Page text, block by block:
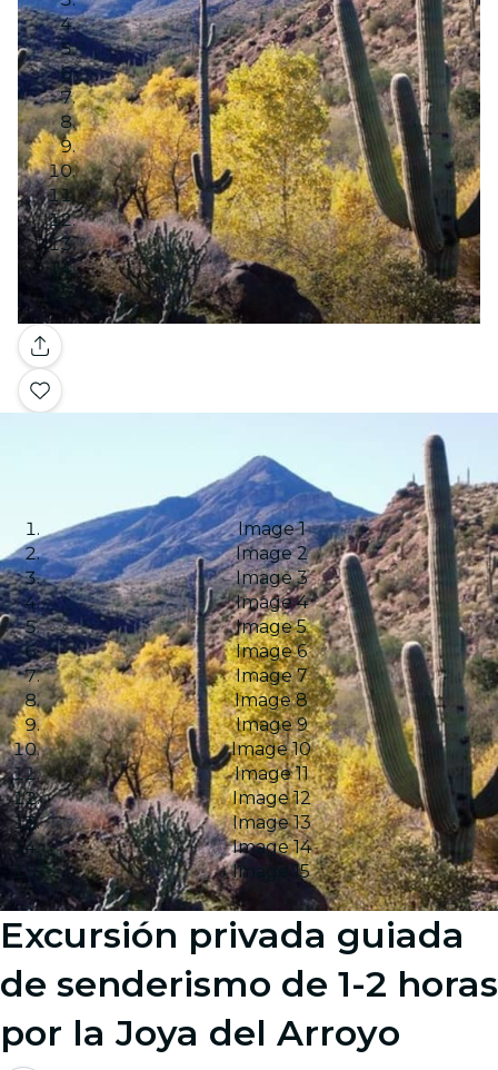
Galería
Image 1
Image 2
Image 3
Image 4
Image 5
Image 6
Image 7
Image 8
Image 9
Image 10
Image 11
Image 12
Image 13
Image 14
Image 15
Excursión privada guiada
de senderismo de 1-2 horas
por la Joya del Arroyo